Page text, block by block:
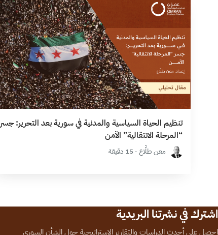
تنظيم الحياة السياسية والمدنية في سورية بعد التحرير: جسر
“المرحلة الانتقالية” الآمن
معن طلَّاع · 15 دقيقة
اشترك في نشرتنا البريدية
احصل على أحدث الدراسات والتقارير الاستراتيجية حول الشأن السوري